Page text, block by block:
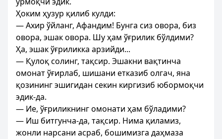
Ҳоким ҳузур қилиб кулди:
— Ахир ўйланг, Афандим! Бунга сиз овора, биз
овора, эшак овора. Шу ҳам ўғрилик бўлдими?
Ҳа, эшак ўғриликка арзийди...
— Қулоқ солинг, тақсир. Эшакни вақтинча
омонат ўғирлаб, шишани етказиб олгач, яна
қозининг эшигидан секин киргизиб юбормоқчи
эдик-да.
— Ие, ўғриликнинг омонати ҳам бўладими?
— Иш битгунча-да, тақсир. Нима қиламиз,
жонли нарсани асраб, бошимизга даҳмаза